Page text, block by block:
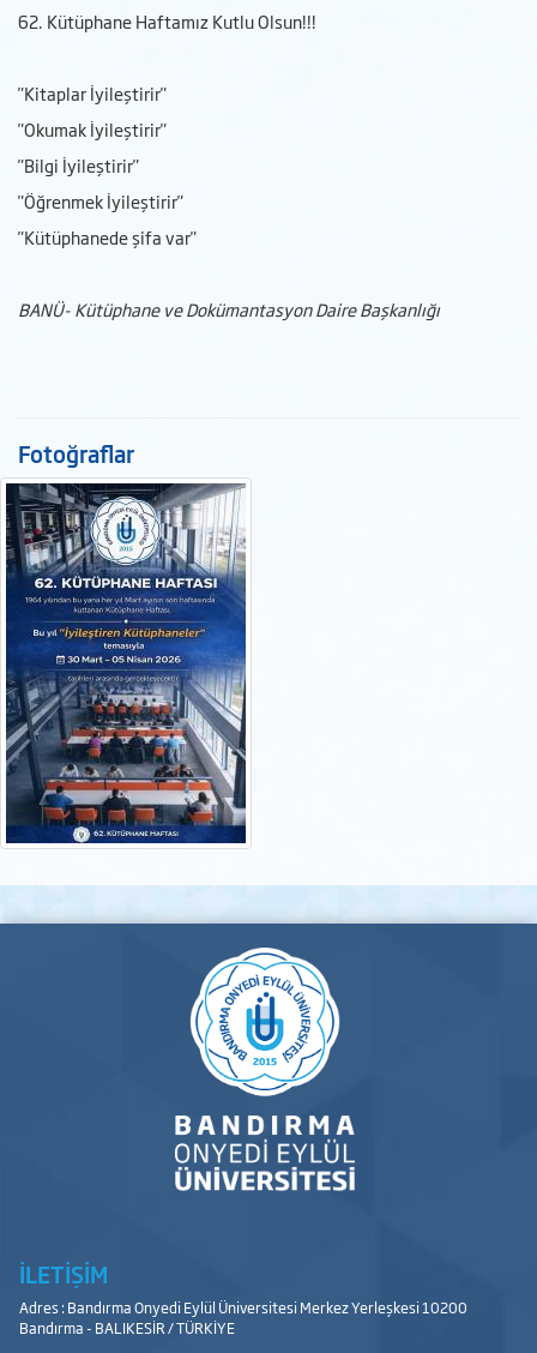
62. Kütüphane Haftamız Kutlu Olsun!!!
"Kitaplar İyileştirir"
"Okumak İyileştirir"
"Bilgi İyileştirir"
"Öğrenmek İyileştirir"
"Kütüphanede şifa var"
BANÜ- Kütüphane ve Dokümantasyon Daire Başkanlığı
Fotoğraflar
İLETİŞİM
Adres : Bandırma Onyedi Eylül Üniversitesi Merkez Yerleşkesi 10200
Bandırma - BALIKESİR / TÜRKİYE